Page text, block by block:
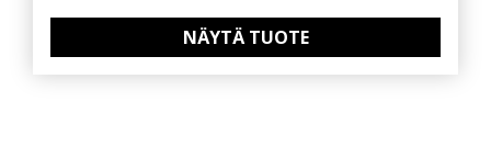
NÄYTÄ TUOTE